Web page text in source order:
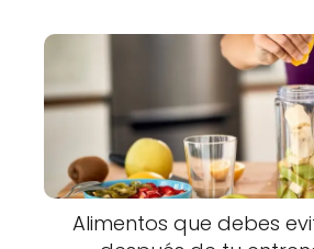
Alimentos que debes